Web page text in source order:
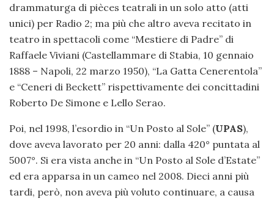
drammaturga di pièces teatrali in un solo atto (atti
unici) per Radio 2; ma più che altro aveva recitato in
teatro in spettacoli come “Mestiere di Padre” di
Raffaele Viviani (Castellammare di Stabia, 10 gennaio
1888 – Napoli, 22 marzo 1950), “La Gatta Cenerentola”
e “Ceneri di Beckett” rispettivamente dei concittadini
Roberto De Simone e Lello Serao.
Poi, nel 1998, l’esordio in “Un Posto al Sole” (UPAS),
dove aveva lavorato per 20 anni: dalla 420° puntata al
5007°. Si era vista anche in “Un Posto al Sole d’Estate”
ed era apparsa in un cameo nel 2008. Dieci anni più
tardi, però, non aveva più voluto continuare, a causa